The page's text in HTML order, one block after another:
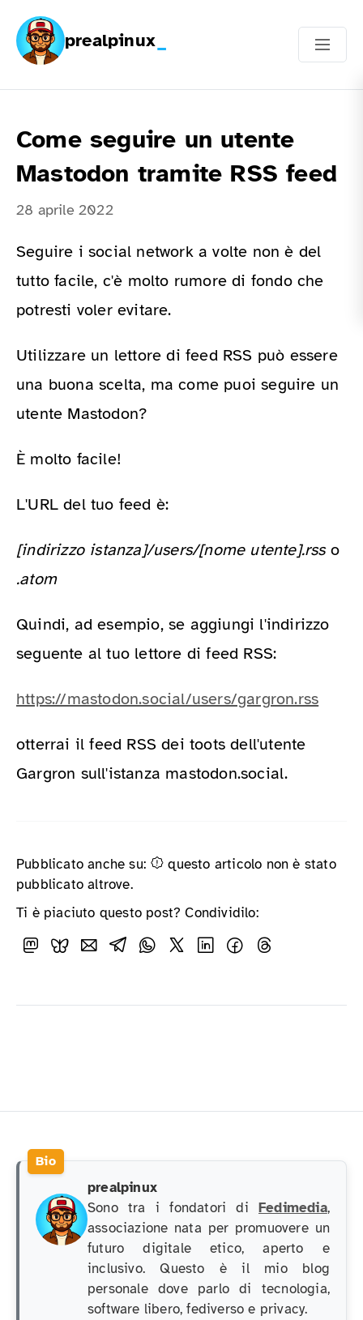
prealpinux
Come seguire un utente
Mastodon tramite RSS feed
28 aprile 2022
Seguire i social network a volte non è del
tutto facile, c'è molto rumore di fondo che
potresti voler evitare.
Utilizzare un lettore di feed RSS può essere
una buona scelta, ma come puoi seguire un
utente Mastodon?
È molto facile!
L'URL del tuo feed è:
[indirizzo istanza]/users/[nome utente].rsso
.atom
Quindi, ad esempio, se aggiungi l'indirizzo
seguente al tuo lettore di feed RSS:
https://mastodon.social/users/gargron.rss
otterrai il feed RSS dei toots dell'utente
Gargron sull'istanza mastodon.social.
Pubblicato anche su:
questo articolo non è stato
pubblicato altrove.
Ti è piaciuto questo post? Condividilo:
prealpinux
Sono tra i fondatori di Fedimedia,
associazione nata per promuovere un
futuro digitale etico, aperto e
inclusivo. Questo è il mio blog
personale dove parlo di tecnologia,
software libero, fediverso e privacy.